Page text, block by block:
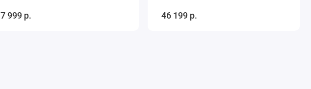
7 999 р. 46 199 р.